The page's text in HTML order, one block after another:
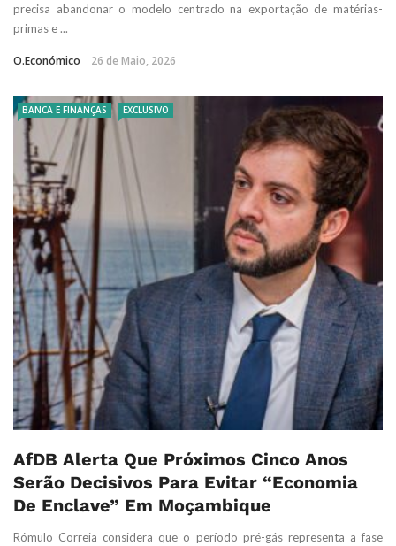
precisa abandonar o modelo centrado na exportação de matérias-
primas e ...
O.Económico 26 de Maio, 2026
BANCA E FINANÇAS EXCLUSIVO
AfDB Alerta Que Próximos Cinco Anos
Serão Decisivos Para Evitar “Economia
De Enclave” Em Moçambique
Rómulo Correia considera que o período pré-gás representa a fase